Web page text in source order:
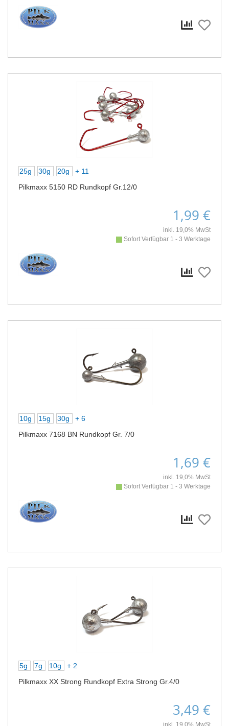
25g 30g 20g
+ 11
Pilkmaxx 5150 RD Rundkopf Gr.12/0
1,99 €
inkl. 19,0% MwSt
Sofort Verfügbar 1 - 3 Werktage
10g 15g 30g
+ 6
Pilkmaxx 7168 BN Rundkopf Gr. 7/0
1,69 €
inkl. 19,0% MwSt
Sofort Verfügbar 1 - 3 Werktage
5g 7g 10g
+ 2
Pilkmaxx XX Strong Rundkopf Extra Strong Gr.4/0
3,49 €
inkl. 19,0% MwSt